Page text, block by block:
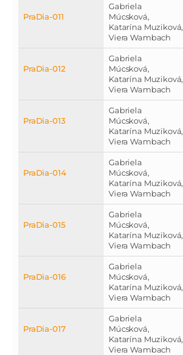
PraDia-011
Gabriela
Múcsková,
Katarína Muziková,
Viera Wambach
PraDia-012
Gabriela
Múcsková,
Katarína Muziková,
Viera Wambach
PraDia-013
Gabriela
Múcsková,
Katarína Muziková,
Viera Wambach
PraDia-014
Gabriela
Múcsková,
Katarína Muziková,
Viera Wambach
PraDia-015
Gabriela
Múcsková,
Katarína Muziková,
Viera Wambach
PraDia-016
Gabriela
Múcsková,
Katarína Muziková,
Viera Wambach
PraDia-017
Gabriela
Múcsková,
Katarína Muziková,
Viera Wambach